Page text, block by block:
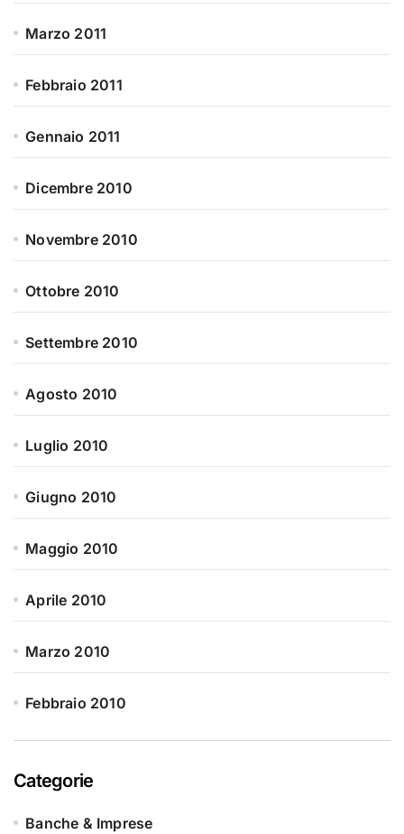
Marzo 2011
Febbraio 2011
Gennaio 2011
Dicembre 2010
Novembre 2010
Ottobre 2010
Settembre 2010
Agosto 2010
Luglio 2010
Giugno 2010
Maggio 2010
Aprile 2010
Marzo 2010
Febbraio 2010
Categorie
Banche & Imprese